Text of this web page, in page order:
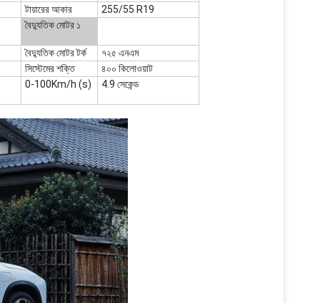
টায়ারের আকার
255/55 R19
বৈদ্যুতিক মোটর ১
বৈদ্যুতিক মোটর টর্ক
৭২৫ এনএম
সিস্টেমের শক্তি
৪০০ কিলোওয়াট
0-100Km/h (s) 4.9 সেকেন্ড